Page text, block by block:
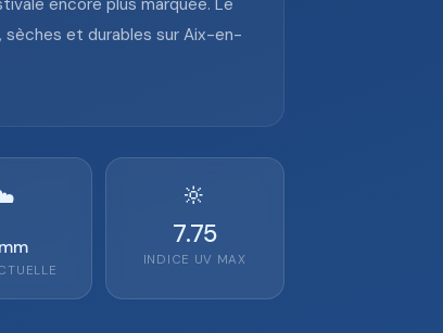
encore plus marquée. Le
sèches et durables sur Aix-en-
mm
🔆
7.75
INDICE UV MAX